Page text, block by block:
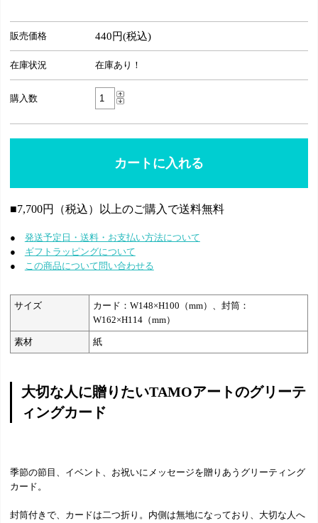
販売価格 440円(税込)
在庫状況 在庫あり！
購入数
■7,700円（税込）以上のご購入で送料無料
● 発送予定日・送料・お支払い方法について
● ギフトラッピングについて
● この商品について問い合わせる
サイズ
カード：W148×H100（mm）、封筒：
W162×H114（mm）
素材 紙
大切な人に贈りたいTAMOアートのグリーテ
ィングカード
季節の節目、イベント、お祝いにメッセージを贈りあうグリーティング
カード。
封筒付きで、カードは二つ折り。内側は無地になっており、大切な人へ